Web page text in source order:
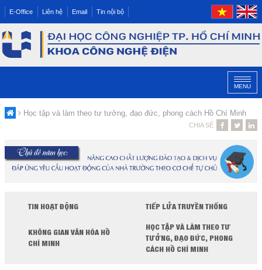
E-Office Liên hệ Email Tin nội bộ
MENU
Học tập và làm theo tư tưởng, đạo đức, phong cách Hồ Chí Minh
CHIA SẺ
TIN HOẠT ĐỘNG TIẾP LỬA TRUYỀN THỐNG
KHÔNG GIAN VĂN HÓA HỒ
CHÍ MINH
HỌC TẬP VÀ LÀM THEO TƯ
TƯỞNG, ĐẠO ĐỨC, PHONG
CÁCH HỒ CHÍ MINH